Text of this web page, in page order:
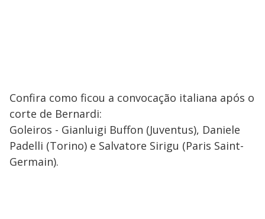
Confira como ficou a convocação italiana após o
corte de Bernardi:
Goleiros - Gianluigi Buffon (Juventus), Daniele
Padelli (Torino) e Salvatore Sirigu (Paris Saint-
Germain).